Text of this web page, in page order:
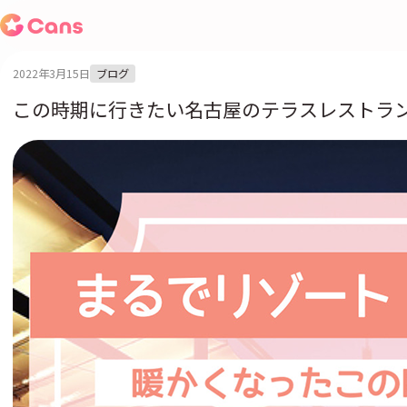
2022年3月15日 ブログ
この時期に行きたい名古屋のテラスレストラ